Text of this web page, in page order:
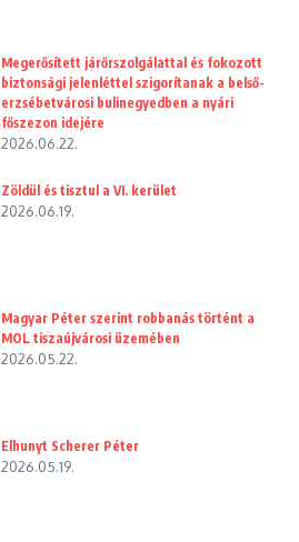
Megerősített járőrszolgálattal és fokozott
biztonsági jelenléttel szigorítanak a belső-
erzsébetvárosi bulinegyedben a nyári
főszezon idejére
2026.06.22.
Zöldül és tisztul a VI. kerület
2026.06.19.
Magyar Péter szerint robbanás történt a
MOL tiszaújvárosi üzemében
2026.05.22.
Elhunyt Scherer Péter
2026.05.19.